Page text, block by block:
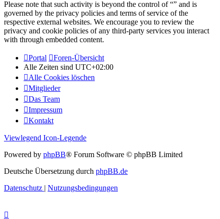
Please note that such activity is beyond the control of “” and is
governed by the privacy policies and terms of service of the
respective external websites. We encourage you to review the
privacy and cookie policies of any third-party services you interact
with through embedded content.
Portal
Foren-Übersicht
Alle Zeiten sind UTC+02:00
Alle Cookies löschen
Mitglieder
Das Team
Impressum
Kontakt
Viewlegend Icon-Legende
Powered by phpBB® Forum Software © phpBB Limited
Deutsche Übersetzung durch phpBB.de
Datenschutz | Nutzungsbedingungen